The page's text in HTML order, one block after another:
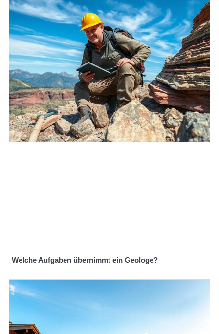
Welche Aufgaben übernimmt ein Geologe?